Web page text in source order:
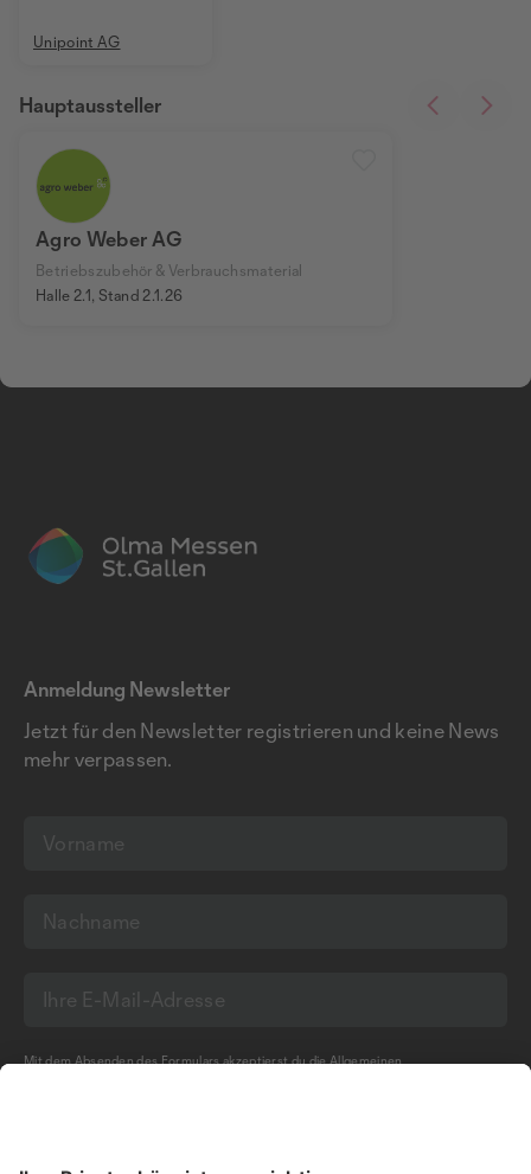
Unipoint AG
Agro Weber AG
Betriebszubehör & Verbrauchsmaterial
Halle 2.1, Stand 2.1.26
Hauptaussteller
Anmeldung Newsletter
Jetzt für den Newsletter registrieren und keine News
mehr verpassen.
Mit dem Absenden des Formulars akzeptierst du dieAllgemeinen